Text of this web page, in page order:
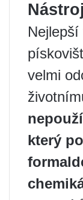
velmi
který